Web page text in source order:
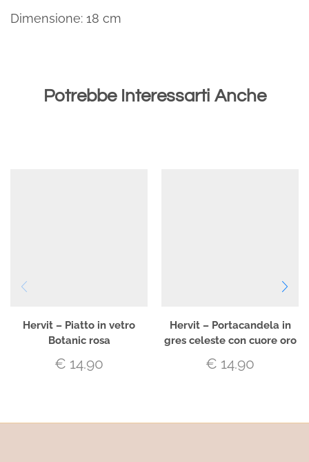
Dimensione: 18 cm
Potrebbe Interessarti Anche
Hervit – Piatto in vetro
Botanic rosa
€ 14.90
Hervit – Portacandela in
gres celeste con cuore oro
€ 14.90